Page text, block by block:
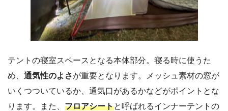
テントの寝室スペースとなる本体部分。寝る時に使うた
め、 通気性のよさが重要となります。メッシュ素材の窓が
いくつついているか、通気口があるかなどがポイントとな
ります。また、 フロアシートと呼ばれるインナーテントの